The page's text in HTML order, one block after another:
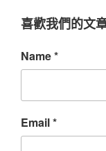
喜歡我們的文
Name*
Email*